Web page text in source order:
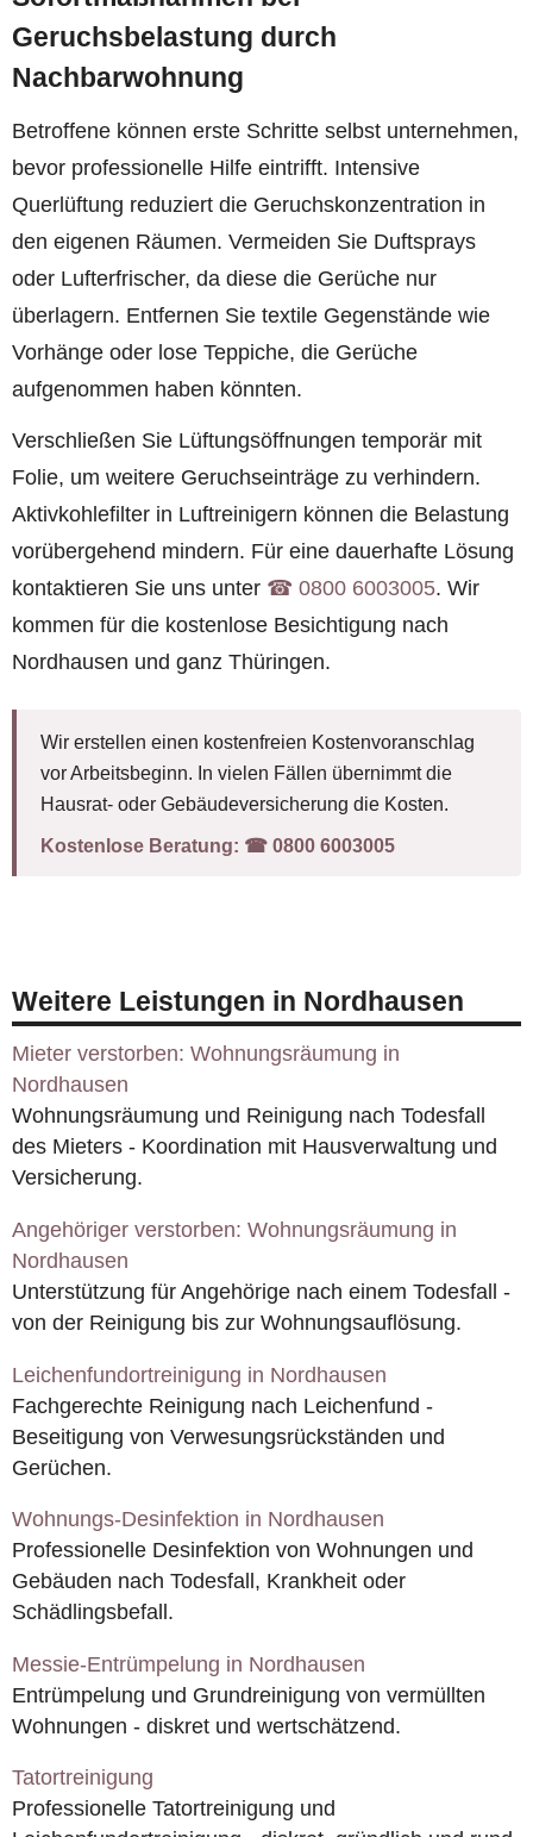
Geruchsbelastung durch
Nachbarwohnung
Betroffene können erste Schritte selbst unternehmen,
bevor professionelle Hilfe eintrifft. Intensive
Querlüftung reduziert die Geruchskonzentration in
den eigenen Räumen. Vermeiden Sie Duftsprays
oder Lufterfrischer, da diese die Gerüche nur
überlagern. Entfernen Sie textile Gegenstände wie
Vorhänge oder lose Teppiche, die Gerüche
aufgenommen haben könnten.
Verschließen Sie Lüftungsöffnungen temporär mit
Folie, um weitere Geruchseinträge zu verhindern.
Aktivkohlefilter in Luftreinigern können die Belastung
vorübergehend mindern. Für eine dauerhafte Lösung
kontaktieren Sie uns unter ☎︎ 0800 6003005. Wir
kommen für die kostenlose Besichtigung nach
Nordhausen und ganz Thüringen.
Wir erstellen einen kostenfreien Kostenvoranschlag
vor Arbeitsbeginn. In vielen Fällen übernimmt die
Hausrat- oder Gebäudeversicherung die Kosten.
Kostenlose Beratung: ☎︎ 0800 6003005
Weitere Leistungen in Nordhausen
Mieter verstorben: Wohnungsräumung in
Nordhausen
Wohnungsräumung und Reinigung nach Todesfall
des Mieters - Koordination mit Hausverwaltung und
Versicherung.
Angehöriger verstorben: Wohnungsräumung in
Nordhausen
Unterstützung für Angehörige nach einem Todesfall -
von der Reinigung bis zur Wohnungsauflösung.
Leichenfundortreinigung in Nordhausen
Fachgerechte Reinigung nach Leichenfund -
Beseitigung von Verwesungsrückständen und
Gerüchen.
Wohnungs-Desinfektion in Nordhausen
Professionelle Desinfektion von Wohnungen und
Gebäuden nach Todesfall, Krankheit oder
Schädlingsbefall.
Messie-Entrümpelung in Nordhausen
Entrümpelung und Grundreinigung von vermüllten
Wohnungen - diskret und wertschätzend.
Tatortreinigung
Professionelle Tatortreinigung und